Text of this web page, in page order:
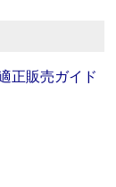
正販売ガイド